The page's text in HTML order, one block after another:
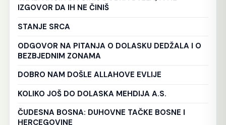
IZGOVOR DA IH NE ČINIŠ
STANJE SRCA
ODGOVOR NA PITANJA O DOLASKU DEDŽALA I O
BEZBJEDNIM ZONAMA
DOBRO NAM DOŠLE ALLAHOVE EVLIJE
KOLIKO JOŠ DO DOLASKA MEHDIJA A.S.
ČUDESNA BOSNA: DUHOVNE TAČKE BOSNE I
HERCEGOVINE